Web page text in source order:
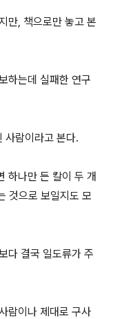
만, 책으로만 놓고 본
하는데 실패한 연구
사람이라고 본다.
하나만 든 칼이 두 개
것으로 보일지도 모
다 결국 일도류가 주
람이나 제대로 구사